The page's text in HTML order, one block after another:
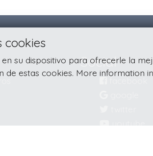
Social
youtube
cookies
su dispositivo para ofrecerle la
de estas cookies. More information